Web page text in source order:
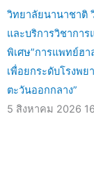
วิทยาลัยนานาชาติ
และบริการวิชากา
พิเศษ”การแพทย์ฮ
เพื่อยกระดับโรงพ
ตะวันออกกลาง”
5 สิงหาคม 2026